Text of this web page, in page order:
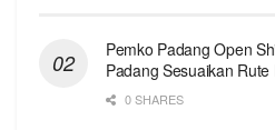
Pemko Padang Open
Padang Sesuaikan
0 SHARES